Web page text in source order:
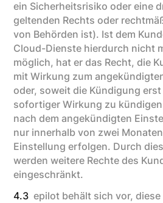
ein Sicherheitsrisiko oder eine
geltenden Rechts oder
von Behörden ist). Ist dem
Cloud-Dienste hierdurch nicht
möglich, hat er das Recht, die
mit Wirkung zum
oder, soweit die Kündigung
sofortiger Wirkung zu
nach dem angekündigten
nur innerhalb von zwei
Einstellung erfolgen. Durch
werden weitere Rechte des
eingeschränkt.
4.3 epilot behält sich vor, diese